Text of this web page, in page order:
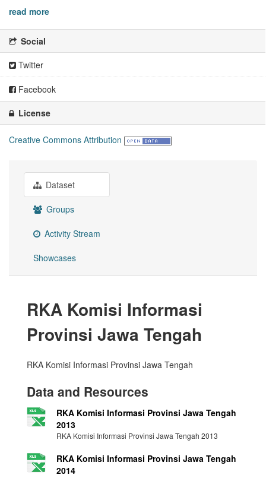
read more
Social
Twitter
Facebook
License
Creative Commons Attribution
Dataset
Groups
Activity Stream
Showcases
RKA Komisi Informasi
Provinsi Jawa Tengah
RKA Komisi Informasi Provinsi Jawa Tengah
Data and Resources
RKA Komisi Informasi Provinsi Jawa Tengah
2013
RKA Komisi Informasi Provinsi Jawa Tengah 2013
RKA Komisi Informasi Provinsi Jawa Tengah
2014